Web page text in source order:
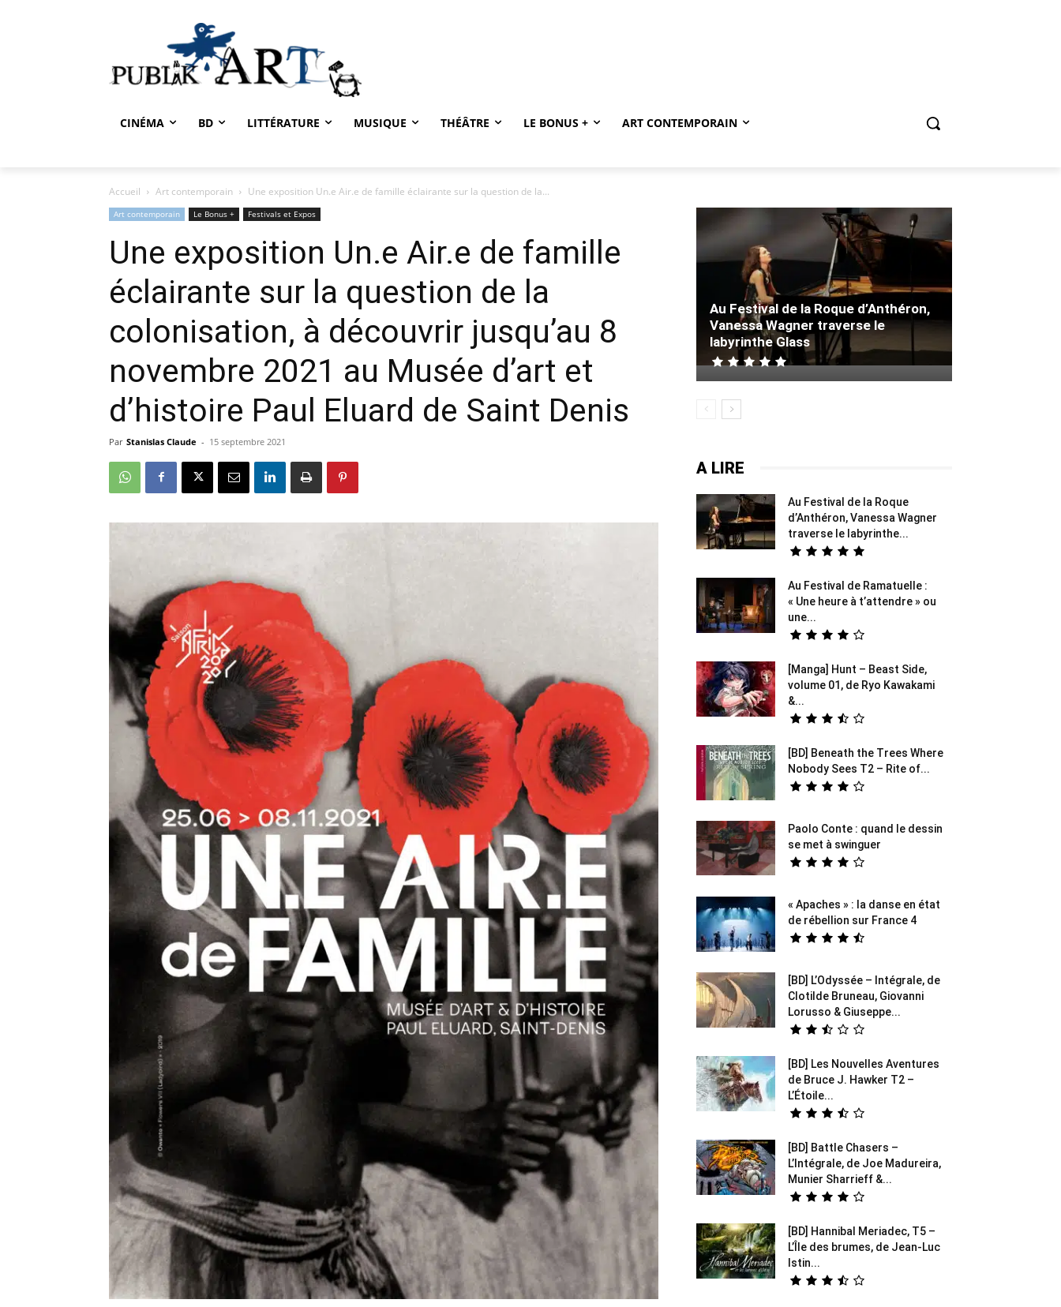
CINÉMA BD LITTÉRATURE MUSIQUE THÉÂTRE LE BONUS + ART CONTEMPORAIN
Accueil Art contemporain Une exposition Un.e Air.e de famille éclairante sur la question de la...
Art contemporain Le Bonus + Festivals et Expos
Une exposition Un.e Air.e de famille
éclairante sur la question de la
colonisation, à découvrir jusqu’au 8
novembre 2021 au Musée d’art et
d’histoire Paul Eluard de Saint Denis
Par Stanislas Claude - 15 septembre 2021
Au Festival de la Roque d’Anthéron,
Vanessa Wagner traverse le
labyrinthe Glass
A LIRE
Au Festival de la Roque
d’Anthéron, Vanessa Wagner
traverse le labyrinthe...
Au Festival de Ramatuelle :
« Une heure à t’attendre » ou
une...
[Manga] Hunt – Beast Side,
volume 01, de Ryo Kawakami
&...
[BD] Beneath the Trees Where
Nobody Sees T2 – Rite of...
Paolo Conte : quand le dessin
se met à swinguer
« Apaches » : la danse en état
de rébellion sur France 4
[BD] L’Odyssée – Intégrale, de
Clotilde Bruneau, Giovanni
Lorusso & Giuseppe...
[BD] Les Nouvelles Aventures
de Bruce J. Hawker T2 –
L’Étoile...
[BD] Battle Chasers –
L’Intégrale, de Joe Madureira,
Munier Sharrieff &...
[BD] Hannibal Meriadec, T5 –
L’Île des brumes, de Jean-Luc
Istin...